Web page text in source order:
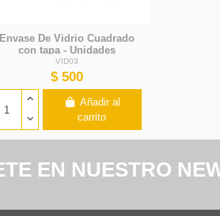
Envase De Vidrio Cuadrado
con tapa - Unidades
VID03
$ 500
Añadir al
carrito
EN NUESTRO